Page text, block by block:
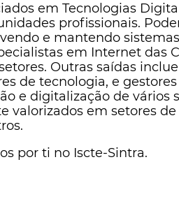
em Tecnologias
profissionais.
e mantendo
em Internet das
Outras saídas
de tecnologia, e
e digitalização de vários
valorizados em setores
por ti no Iscte-Sintra.